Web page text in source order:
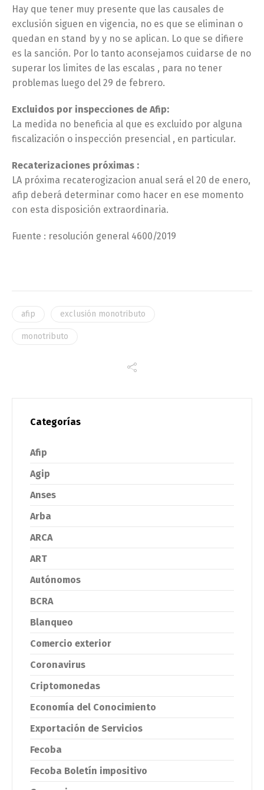
Hay que tener muy presente que las causales de
exclusión siguen en vigencia, no es que se eliminan o
quedan en stand by y no se aplican. Lo que se difiere
es la sanción. Por lo tanto aconsejamos cuidarse de no
superar los limites de las escalas , para no tener
problemas luego del 29 de febrero.
Excluidos por inspecciones de Afip:
La medida no beneficia al que es excluido por alguna
fiscalización o inspección presencial , en particular.
Recaterizaciones próximas :
LA próxima recaterogizacion anual será el 20 de enero,
afip deberá determinar como hacer en ese momento
con esta disposición extraordinaria.
Fuente : resolución general 4600/2019
afip exclusión monotributo
monotributo
Categorías
Afip
Agip
Anses
Arba
ARCA
ART
Autónomos
BCRA
Blanqueo
Comercio exterior
Coronavirus
Criptomonedas
Economía del Conocimiento
Exportación de Servicios
Fecoba
Fecoba Boletín impositivo